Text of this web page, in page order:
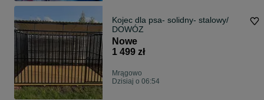
Kojec dla psa- solidny- stalowy/
DOWÓZ
Nowe
1 499 zł
Mrągowo
Dzisiaj o 06:54